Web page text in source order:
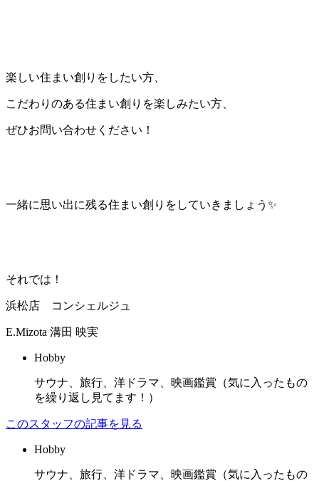
楽しい住まい創りをしたい方、
こだわりのある住まい創りを楽しみたい方、
ぜひお問い合わせください！
一緒に思い出に残る住まい創りをしていきましょう✨
それでは！
浜松店 コンシェルジュ
E.Mizota 溝田 映実
Hobby
サウナ、旅行、洋ドラマ、映画鑑賞（気に入ったもの
を繰り返し見てます！）
このスタッフの記事を見る
Hobby
サウナ、旅行、洋ドラマ、映画鑑賞（気に入ったもの